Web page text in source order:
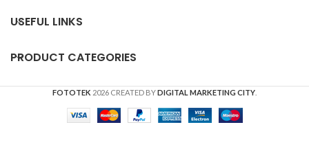
USEFUL LINKS
PRODUCT CATEGORIES
FOTOTEK 2026 CREATED BYDIGITAL MARKETING CITY